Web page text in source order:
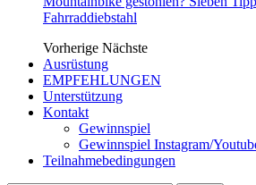
Fahrraddiebstahl
Vorherige Nächste
Ausrüstung
EMPFEHLUNGEN
Unterstützung
Kontakt
Gewinnspiel
Gewinnspiel Instagram/
Teilnahmebedingungen